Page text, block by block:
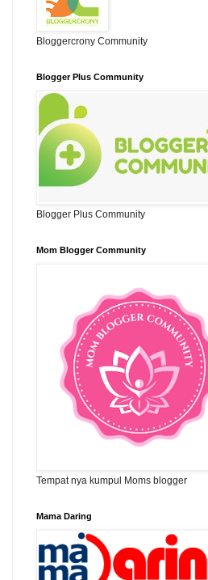
Bloggercrony Community
Blogger Plus Community
Blogger Plus Community
Mom Blogger Community
Tempat nya kumpul Moms blogger
Mama Daring